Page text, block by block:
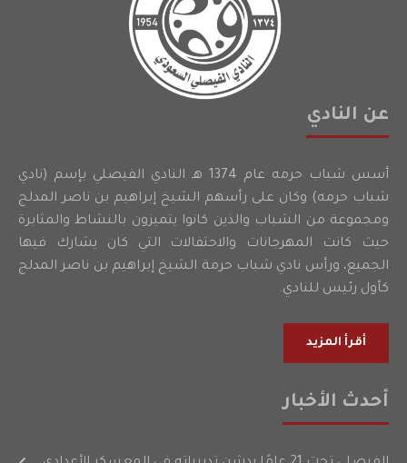
عن النادي
أسس شباب حرمه عام 1374 هـ النادي الفيصلي بإسم (نادي
شباب حرمه) وكان على رأسهم الشيخ إبراهيم بن ناصر المدلج
ومجموعة من الشباب والذين كانوا يتميزون بالنشاط والمثابرة
حيث كانت المهرجانات والاحتفالات التي كان يشارك فيها
الجميع، ورأس نادي شباب حرمة الشيخ إبراهيم بن ناصر المدلج
كأول رئيس للنادي.
أقرأ المزيد
أحدث الأخبار